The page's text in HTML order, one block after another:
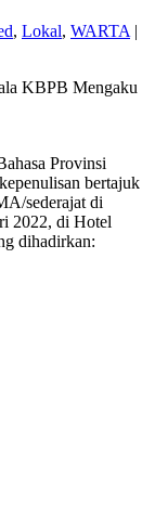
, Lokal, WARTA |
Provinsi
bertajuk
sederajat di
2022, di Hotel
dihadirkan: